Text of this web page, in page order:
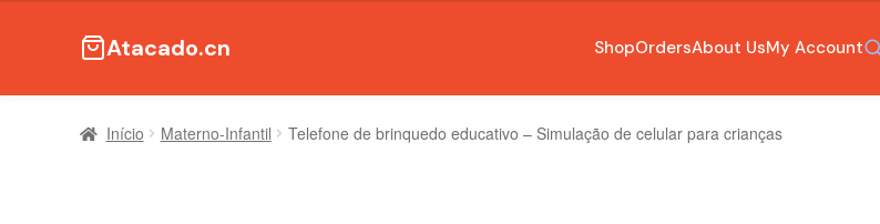
Atacado.cn ShopOrdersAbout UsMy Account
Início Materno-Infantil Telefone de brinquedo educativo – Simulação de celular para crianças